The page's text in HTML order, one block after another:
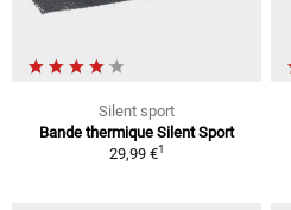
Silent sport
Bande thermique Silent Sport
29,99 €1